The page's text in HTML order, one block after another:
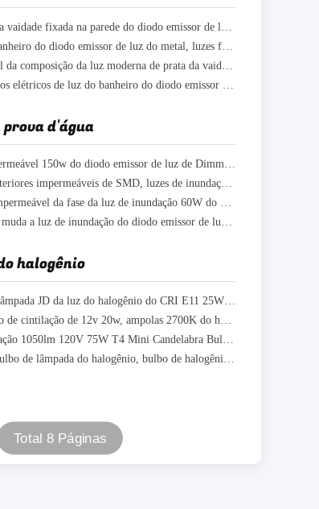
Metal 2000LM claro da vaidade fixada na parede do diodo emissor de luz do banheiro ajustável
Luzes da vaidade do banheiro do diodo emissor de luz do metal, luzes fixadas na parede 220V do banheiro
Iluminação profissional da composição da luz moderna de prata da vaidade do diodo emissor de luz para o salão de beleza
Escurecendo dispositivos elétricos de luz do banheiro do diodo emissor de luz, 24 vaidade 110V claro da polegada
d'água
Luz de inundação impermeável 150w do diodo emissor de luz de Dimmable RGB Ip66 exterior com tomada dos E.U.
Luzes de inundação exteriores impermeáveis de SMD, luzes de inundação exteriores de IP66 100W Rgb
Cor que muda o uso impermeável da fase da luz de inundação 60W do diodo emissor de luz IP66
Escurecendo a cor que muda a luz de inundação do diodo emissor de luz com telecontrole, inundação 120V claro do diodo emissor de luz 35w
halogênio
Base alta do bulbo de lâmpada JD da luz do halogênio do CRI E11 25W GU5.3 para a casa
Bulbo de halogênio não de cintilação de 12v 20w, ampolas 2700K do halogênio
Lâmpada não de cintilação 1050lm 120V 75W T4 Mini Candelabra Bulb da luz do halogênio
Os olhos protegem o bulbo de lâmpada do halogênio, bulbo de halogênio múltiplo R7S do T3 das opções da wattagem
Total 8 Páginas